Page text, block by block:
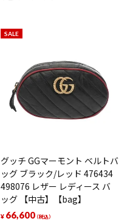
SALE
グッチ GGマーモント ベルトバ
ッグ ブラック/レッド 476434
498076 レザー レディース バ
ッグ 【中古】【bag】
¥ 66,600（税込）